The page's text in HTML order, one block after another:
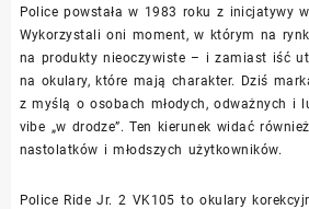
Police powstała w 1983 roku z inicjatywy
Wykorzystali oni moment, w którym na
na produkty nieoczywiste – i zamiast iść
na okulary, które mają charakter. Dziś
z myślą o osobach młodych, odważnych i
vibe „w drodze”. Ten kierunek widać
nastolatków i młodszych użytkowników.
Police Ride Jr. 2 VK105 to okulary